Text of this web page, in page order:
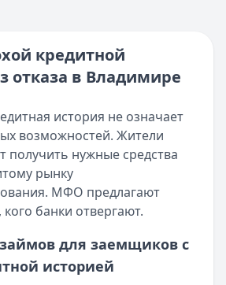
«Займере»: актуальная
вернуть переплату или
000 ₽ на карту: свежая
рублей на карту прямо сегодня?
2025 г.
клиентов МФО с iPhone: что
2025 года владельцы iPhone
кредитной
отказа в Владимире
история не означает
возможностей. Жители
получить нужные средства
рынку
МФО предлагают
банки отвергают.
для заемщиков с
историей